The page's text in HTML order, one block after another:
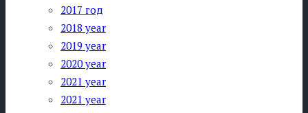
2017 год
2018 year
2019 year
2020 year
2021 year
2021 year